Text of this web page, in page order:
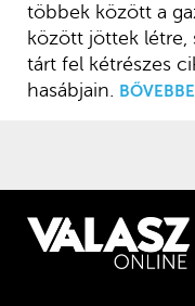
többek között a
között jöttek létre,
tárt fel kétrészes
hasábjain.